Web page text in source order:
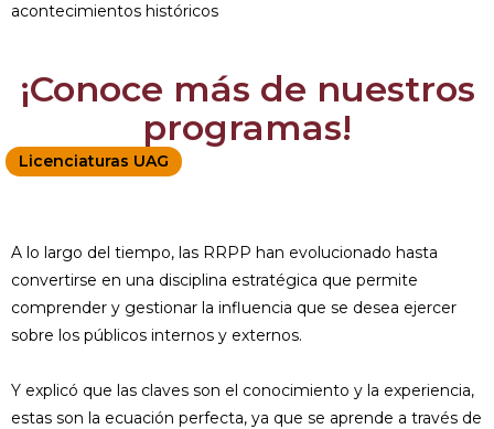
acontecimientos históricos
¡Conoce más de nuestros
programas!
Licenciaturas UAG
A lo largo del tiempo, las RRPP han evolucionado hasta
convertirse en una disciplina estratégica que permite
comprender y gestionar la influencia que se desea ejercer
sobre los públicos internos y externos.
Y explicó que las claves son el conocimiento y la experiencia,
estas son la ecuación perfecta, ya que se aprende a través de